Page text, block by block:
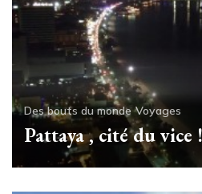
Des bouts du monde Voyages
Pattaya , cité du vice !